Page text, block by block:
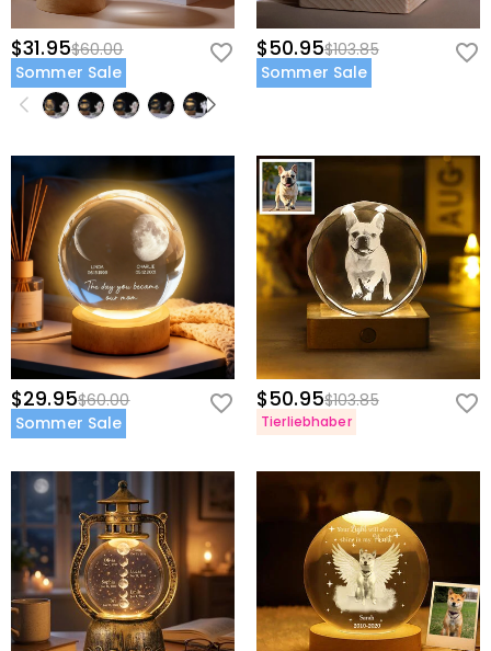
$31.95$60.00
Sommer Sale
$50.95$103.85
Sommer Sale
$29.95$60.00
Sommer Sale
$50.95$103.85
Tierliebhaber